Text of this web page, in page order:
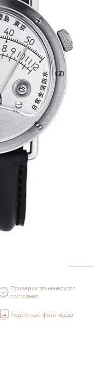
Проверка технического
состояния
Подлинные фото часов